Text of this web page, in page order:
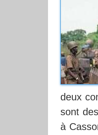
deux
sont
à